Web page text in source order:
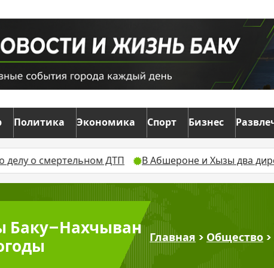
Политика Экономика Спорт Бизнес
ДТП В Абшероне и Хызы два директора школ
Баку–Нахчыван Главная > Общество >